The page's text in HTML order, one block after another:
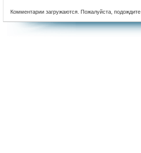
Комментарии загружаются. Пожалуйста, подождите